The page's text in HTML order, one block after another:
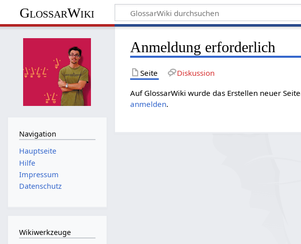
GlossarWiki
Anmeldung erforderlich
Seite Diskussion
Auf GlossarWiki wurde das Erstellen neuer
anmelden.
Navigation
Hauptseite
Hilfe
Impressum
Datenschutz
Wikiwerkzeuge